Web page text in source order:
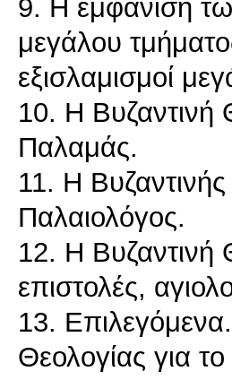
9. Η εμφάνιση
μεγάλου
εξισλαμισμοί
10. Η Βυζαντινή
Παλαμάς.
11. Η
Παλαιολόγος.
12. Η Βυζαντινή
επιστολές,
13.